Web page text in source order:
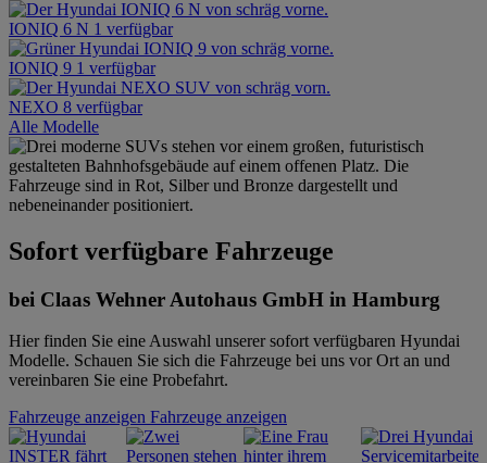
IONIQ 6 N 1 verfügbar
IONIQ 9 1 verfügbar
NEXO 8 verfügbar
Alle Modelle
Sofort verfügbare Fahrzeuge
bei Claas Wehner Autohaus GmbH in Hamburg
Hier finden Sie eine Auswahl unserer sofort verfügbaren Hyundai
Modelle. Schauen Sie sich die Fahrzeuge bei uns vor Ort an und
vereinbaren Sie eine Probefahrt.
Fahrzeuge anzeigen Fahrzeuge anzeigen